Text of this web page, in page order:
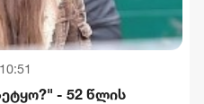
- 52 წლის